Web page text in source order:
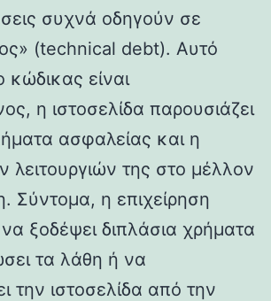
συχνά οδηγούν σε
(technical debt). Αυτό
κώδικας είναι
η ιστοσελίδα παρουσιάζει
ασφαλείας και η
λειτουργιών της στο μέλλον
Σύντομα, η επιχείρηση
ξοδέψει διπλάσια χρήματα
τα λάθη ή να
την ιστοσελίδα από την